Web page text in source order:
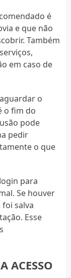
é
e que não
Também
em caso de
o
o fim do
pode
pedir
o que
para
Se houver
salva
Esse
ACESSO